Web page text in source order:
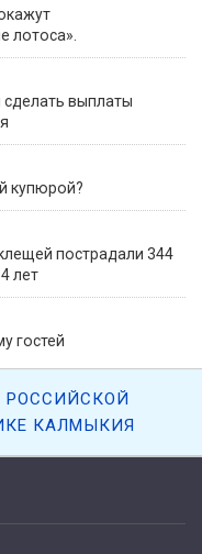
лотоса».
выплаты
купюрой?
пострадали 344
лет
гостей
РОССИЙСКОЙ
КАЛМЫКИЯ